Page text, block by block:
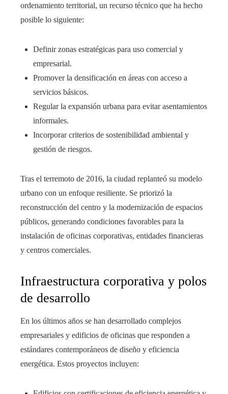
ordenamiento territorial, un recurso técnico que ha hecho
posible lo siguiente:
Definir zonas estratégicas para uso comercial y
empresarial.
Promover la densificación en áreas con acceso a
servicios básicos.
Regular la expansión urbana para evitar asentamientos
informales.
Incorporar criterios de sostenibilidad ambiental y
gestión de riesgos.
Tras el terremoto de 2016, la ciudad replanteó su modelo
urbano con un enfoque resiliente. Se priorizó la
reconstrucción del centro y la modernización de espacios
públicos, generando condiciones favorables para la
instalación de oficinas corporativas, entidades financieras
y centros comerciales.
Infraestructura corporativa y polos
de desarrollo
En los últimos años se han desarrollado complejos
empresariales y edificios de oficinas que responden a
estándares contemporáneos de diseño y eficiencia
energética. Estos proyectos incluyen: